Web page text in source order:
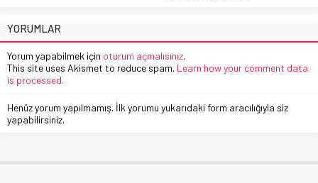
YORUMLAR
Yorum yapabilmek için oturum açmalısınız.
This site uses Akismet to reduce spam. Learn how your comment data
is processed.
Henüz yorum yapılmamış. İlk yorumu yukarıdaki form aracılığıyla siz
yapabilirsiniz.